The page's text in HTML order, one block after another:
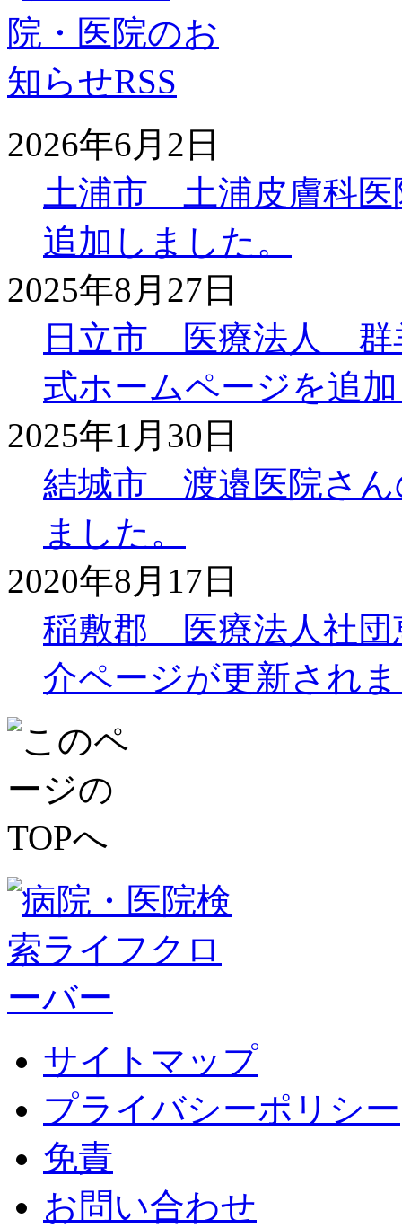
2026年6月2日
土浦市 土浦皮膚科医
追加しました。
2025年8月27日
日立市 医療法人 群
式ホームページを追
2025年1月30日
結城市 渡邉医院さん
ました。
2020年8月17日
稲敷郡 医療法人社
介ページが更新され
サイトマップ
プライバシーポリシー
免責
お問い合わせ